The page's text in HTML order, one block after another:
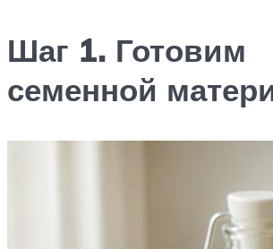
Шаг 1. Готовим
семенной